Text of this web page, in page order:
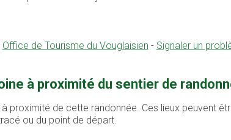
Office de Tourisme du Vouglaisien - Signaler un
à proximité du sentier de
à proximité de cette randonnée. Ces lieux peuvent
ou du point de départ.